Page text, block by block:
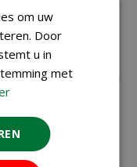
om uw
Door
u in
met